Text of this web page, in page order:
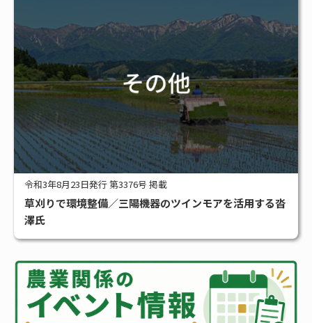
令和3年8月23日発行 第3376号 掲載
草刈りで環境整備／三陽機器のツインモアを活用する沓
澤氏